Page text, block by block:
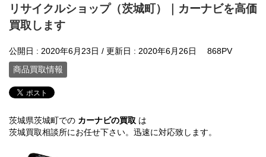
リサイクルショップ（茨城町）｜カーナビを高価
買取します
公開日 : 2020年6月23日 / 更新日 : 2020年6月26日
868PV
商品買取情報
茨城県茨城町での カーナビの買取 は
茨城買取相談所にお任せ下さい。迅速に対応致します。